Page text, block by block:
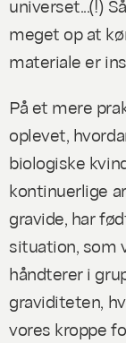
universet...(!)
meget op at
materiale er
På et mere
oplevet,
biologiske
kontinuerlige
gravide, har
situation, som
håndterer i
graviditeten,
vores kroppe